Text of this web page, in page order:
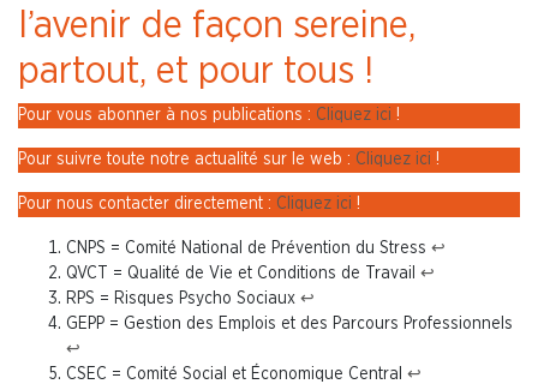
l’avenir de façon sereine,
partout, et pour tous !
Pour vous abonner à nos publications : Cliquez ici !
Pour suivre toute notre actualité sur le web : Cliquez ici !
Pour nous contacter directement : Cliquez ici !
CNPS = Comité National de Prévention du Stress ↩︎
QVCT = Qualité de Vie et Conditions de Travail ↩︎
RPS = Risques Psycho Sociaux ↩︎
GEPP = Gestion des Emplois et des Parcours Professionnels
↩︎
CSEC = Comité Social et Économique Central ↩︎